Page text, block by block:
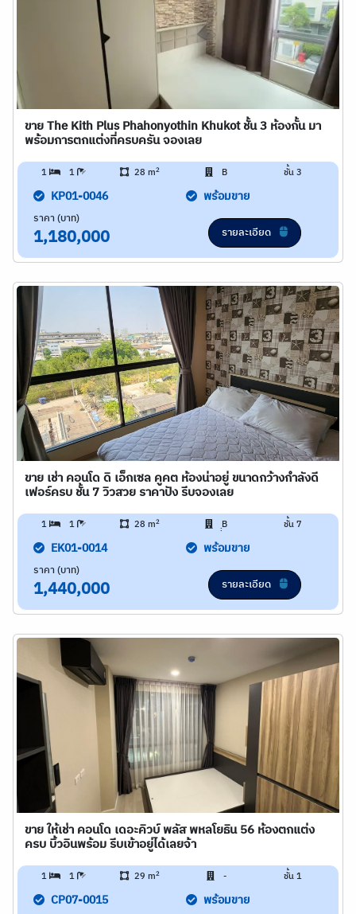
ขาย The Kith Plus Phahonyothin Khukot ชั้น 3 ห้องกั้น มา
พร้อมการตกแต่งที่ครบครัน จองเลย
1 1 28 m2 B ชั้น 3
KP01-0046 พร้อมขาย
ราคา (บาท)
1,180,000 รายละเอียด
ขาย เช่า คอนโด ดิ เอ็กเซล คูคต ห้องน่าอยู่ ขนาดกว้างกำลังดี
เฟอร์ครบ ชั้น 7 วิวสวย ราคาปัง รีบจองเลย
1 1 28 m2 ฺฺB ชั้น 7
EK01-0014 พร้อมขาย
ราคา (บาท)
1,440,000 รายละเอียด
ขาย ให้เช่า คอนโด เดอะคิวบ์ พลัส พหลโยธิน 56 ห้องตกแต่ง
ครบ บิ้วอินพร้อม รีบเข้าอยู่ได้เลยจ้า
1 1 29 m2 - ชั้น 1
CP07-0015 พร้อมขาย